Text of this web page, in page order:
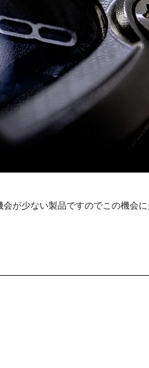
が少ない製品ですのでこの機会